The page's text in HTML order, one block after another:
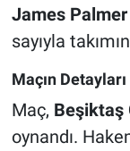
James Palmer
sayıyla
Maçın Detayları
Maç, Beşiktaş
oynandı.